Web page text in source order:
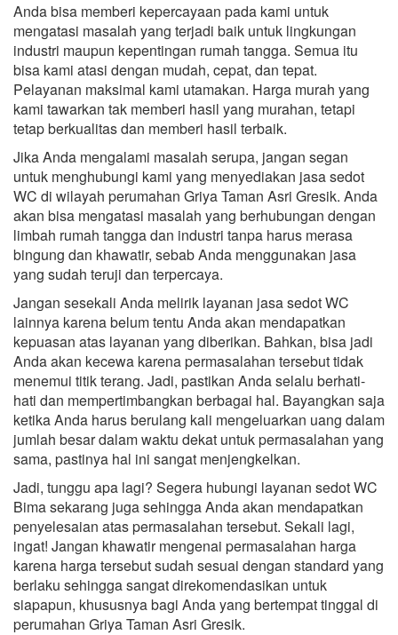
Anda bisa memberi kepercayaan pada kami untuk
mengatasi masalah yang terjadi baik untuk lingkungan
industri maupun kepentingan rumah tangga. Semua itu
bisa kami atasi dengan mudah, cepat, dan tepat.
Pelayanan maksimal kami utamakan. Harga murah yang
kami tawarkan tak memberi hasil yang murahan, tetapi
tetap berkualitas dan memberi hasil terbaik.
Jika Anda mengalami masalah serupa, jangan segan
untuk menghubungi kami yang menyediakan jasa sedot
WC di wilayah perumahan Griya Taman Asri Gresik. Anda
akan bisa mengatasi masalah yang berhubungan dengan
limbah rumah tangga dan industri tanpa harus merasa
bingung dan khawatir, sebab Anda menggunakan jasa
yang sudah teruji dan terpercaya.
Jangan sesekali Anda melirik layanan jasa sedot WC
lainnya karena belum tentu Anda akan mendapatkan
kepuasan atas layanan yang diberikan. Bahkan, bisa jadi
Anda akan kecewa karena permasalahan tersebut tidak
menemui titik terang. Jadi, pastikan Anda selalu berhati-
hati dan mempertimbangkan berbagai hal. Bayangkan saja
ketika Anda harus berulang kali mengeluarkan uang dalam
jumlah besar dalam waktu dekat untuk permasalahan yang
sama, pastinya hal ini sangat menjengkelkan.
Jadi, tunggu apa lagi? Segera hubungi layanan sedot WC
Bima sekarang juga sehingga Anda akan mendapatkan
penyelesaian atas permasalahan tersebut. Sekali lagi,
ingat! Jangan khawatir mengenai permasalahan harga
karena harga tersebut sudah sesuai dengan standard yang
berlaku sehingga sangat direkomendasikan untuk
siapapun, khususnya bagi Anda yang bertempat tinggal di
perumahan Griya Taman Asri Gresik.